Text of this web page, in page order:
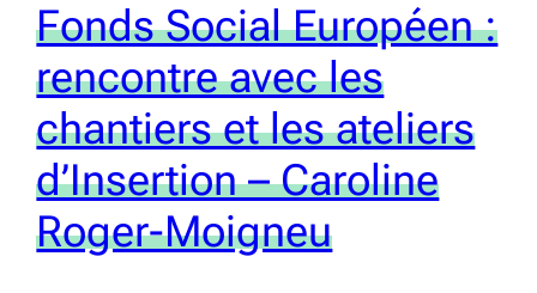
Fonds Social Européen :
rencontre avec les
chantiers et les ateliers
d’Insertion – Caroline
Roger-Moigneu